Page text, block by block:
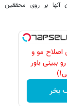
آنها بر روی محققین
اصلاح مو و
باور
بخر